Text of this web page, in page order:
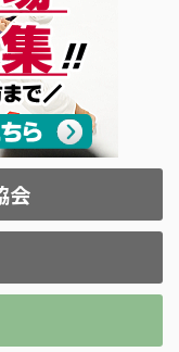
会